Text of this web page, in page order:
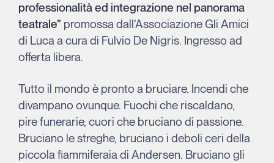
professionalità ed integrazione nel panorama
teatrale” promossa dall’Associazione Gli Amici
di Luca a cura di Fulvio De Nigris. Ingresso ad
offerta libera.
Tutto il mondo è pronto a bruciare. Incendi che
divampano ovunque. Fuochi che riscaldano,
pire funerarie, cuori che bruciano di passione.
Bruciano le streghe, bruciano i deboli ceri della
piccola fiammiferaia di Andersen. Bruciano gli